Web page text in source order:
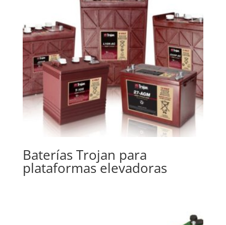
Baterías Trojan para
plataformas elevadoras